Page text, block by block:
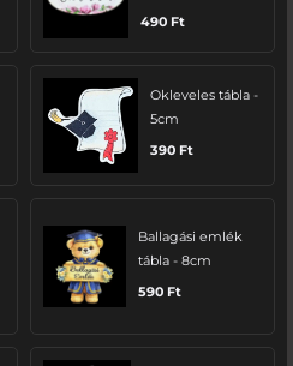
490 Ft
Okleveles tábla -
5cm
390 Ft
Ballagási emlék
tábla - 8cm
590 Ft